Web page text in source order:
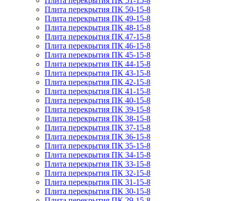
Плита перекрытия ПК 50-15-8
Плита перекрытия ПК 49-15-8
Плита перекрытия ПК 48-15-8
Плита перекрытия ПК 47-15-8
Плита перекрытия ПК 46-15-8
Плита перекрытия ПК 45-15-8
Плита перекрытия ПК 44-15-8
Плита перекрытия ПК 43-15-8
Плита перекрытия ПК 42-15-8
Плита перекрытия ПК 41-15-8
Плита перекрытия ПК 40-15-8
Плита перекрытия ПК 39-15-8
Плита перекрытия ПК 38-15-8
Плита перекрытия ПК 37-15-8
Плита перекрытия ПК 36-15-8
Плита перекрытия ПК 35-15-8
Плита перекрытия ПК 34-15-8
Плита перекрытия ПК 33-15-8
Плита перекрытия ПК 32-15-8
Плита перекрытия ПК 31-15-8
Плита перекрытия ПК 30-15-8